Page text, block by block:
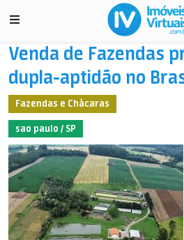
Venda de Fazendas
dupla-aptidão no
Fazendas e Chácaras
sao paulo / SP